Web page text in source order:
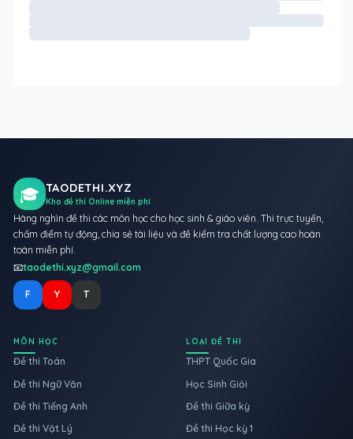
🎓 TAODETHI.XYZ
Kho đề thi Online miễn phí
Hàng nghìn đề thi các môn học cho học sinh & giáo viên. Thi trực tuyến,
chấm điểm tự động, chia sẻ tài liệu và đề kiểm tra chất lượng cao hoàn
toàn miễn phí.
📧taodethi.xyz@gmail.com
F Y T
MÔN HỌC
Đề thi Toán
Đề thi Ngữ Văn
Đề thi Tiếng Anh
Đề thi Vật Lý
LOẠI ĐỀ THI
THPT Quốc Gia
Học Sinh Giỏi
Đề thi Giữa kỳ
Đề thi Học kỳ 1